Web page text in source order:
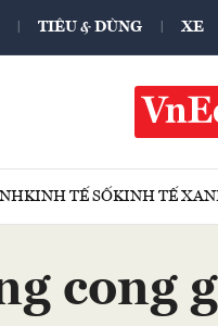
TIÊU & DÙNG XE
KINH TẾ SỐKINH TẾ
cong